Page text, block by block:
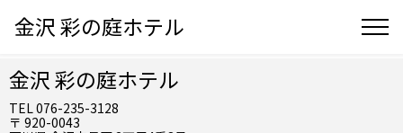
金沢 彩の庭ホテル
金沢 彩の庭ホテル
TEL 076-235-3128
〒 920-0043